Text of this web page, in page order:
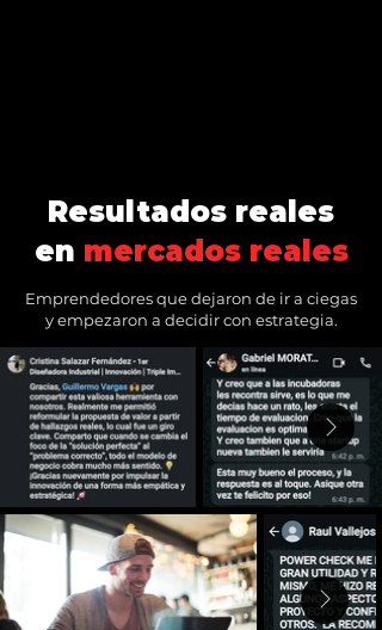
Resultados reales
en mercados reales
Emprendedores que dejaron de ir a ciegas
y empezaron a decidir con estrategia.